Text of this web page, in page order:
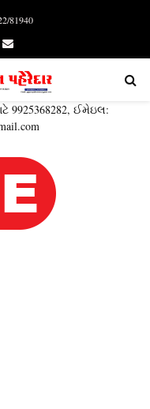
81940
Email
9925368282, ઈમેઇલ: